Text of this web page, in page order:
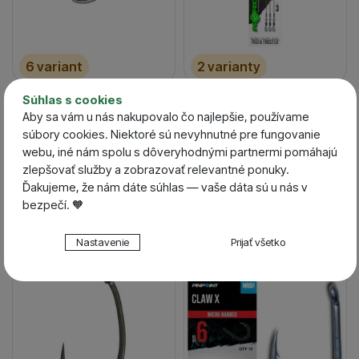
Súhlas s cookies
Aby sa vám u nás nakupovalo čo najlepšie, používame
súbory cookies. Niektoré sú nevyhnutné pre fungovanie
webu, iné nám spolu s dôveryhodnými partnermi pomáhajú
zlepšovať služby a zobrazovať relevantné ponuky.
Ďakujeme, že nám dáte súhlas — vaše dáta sú u nás v
bezpečí. 🧡
Nastavenie súhlasov s kategóriami cookies
. VŽDY AKTÍVNE
Technické cookies umožňujú váš priechod nákupným
košíkom, porovnávanie produktov a ďalšie nevyhnutné
Preferenčné a rozšírené funkcie
Preferenčné a rozšírené funkcie -aby ste nemuseli
všetko nastavovať znova a aby ste sa s nami mohli spojiť
Nastavenie Prijať všetko
6 variant
Mivardi Háčiky Yamatsu
Iseama očko
Skladom / Ihneď na
odoslanie
1,59€
1,43€
2 varianty
Spinner Swivel XX
Skladom / Ihneď na
odoslanie
5,02
-10 %